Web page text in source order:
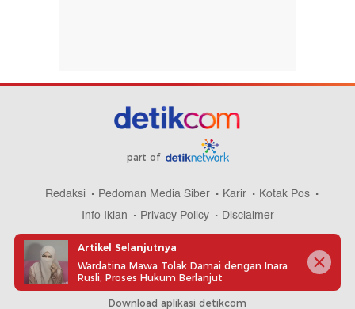
part of
Redaksi Pedoman Media Siber Karir
Kotak Pos
Info Iklan
Privacy Policy Disclaimer
Download aplikasi detikcom
Artikel Selanjutnya
Wardatina Mawa Tolak Damai dengan Inara
Rusli, Proses Hukum Berlanjut